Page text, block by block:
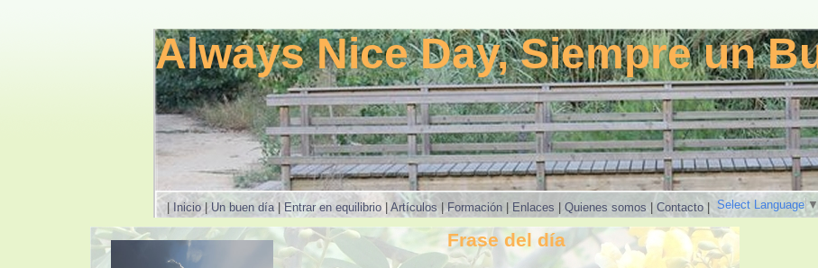
Always Nice Day, Siempre un
Inicio Un buen día Entrar en equilibrio Artículos |Formación Enlaces Quienes somos Contacto Select Language ▼
Frase del día